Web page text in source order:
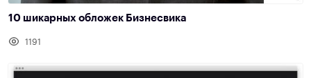
10 шикарных обложек Бизнесвика
1191